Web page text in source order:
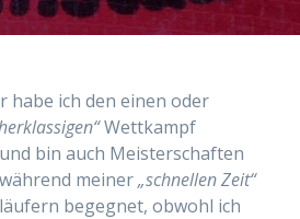
habe ich den einen oder
Wettkampf
bin auch Meisterschaften
meiner„schnellen Zeit“
begegnet, obwohl ich